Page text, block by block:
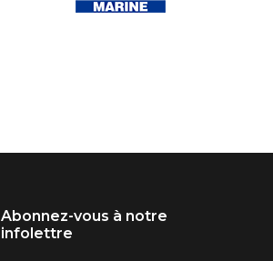
Abonnez-vous à notre
infolettre